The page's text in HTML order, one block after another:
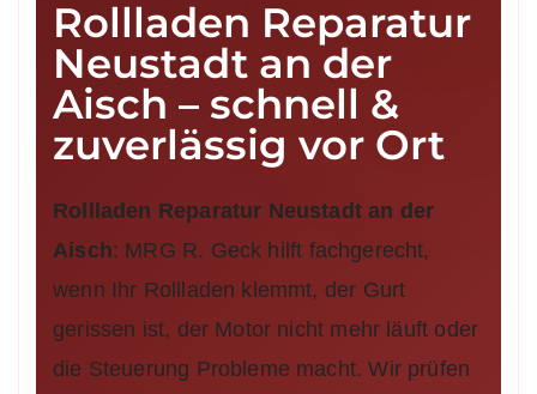
Rollladen Reparatur
Neustadt an der
Aisch – schnell &
zuverlässig vor Ort
Rollladen Reparatur Neustadt an der
Aisch: MRG R. Geck hilft fachgerecht,
wenn Ihr Rollladen klemmt, der Gurt
gerissen ist, der Motor nicht mehr läuft oder
die Steuerung Probleme macht. Wir prüfen